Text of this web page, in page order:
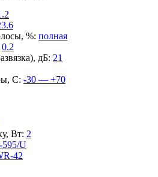
%: полная
0.2
дБ: 21
С: -30 — +70
Вт: 2
U
42